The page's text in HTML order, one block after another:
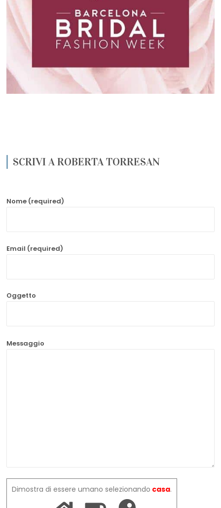
SCRIVI A ROBERTA TORRESAN
Nome (required)
Email (required)
Oggetto
Messaggio
Dimostra di essere umano selezionando casa.